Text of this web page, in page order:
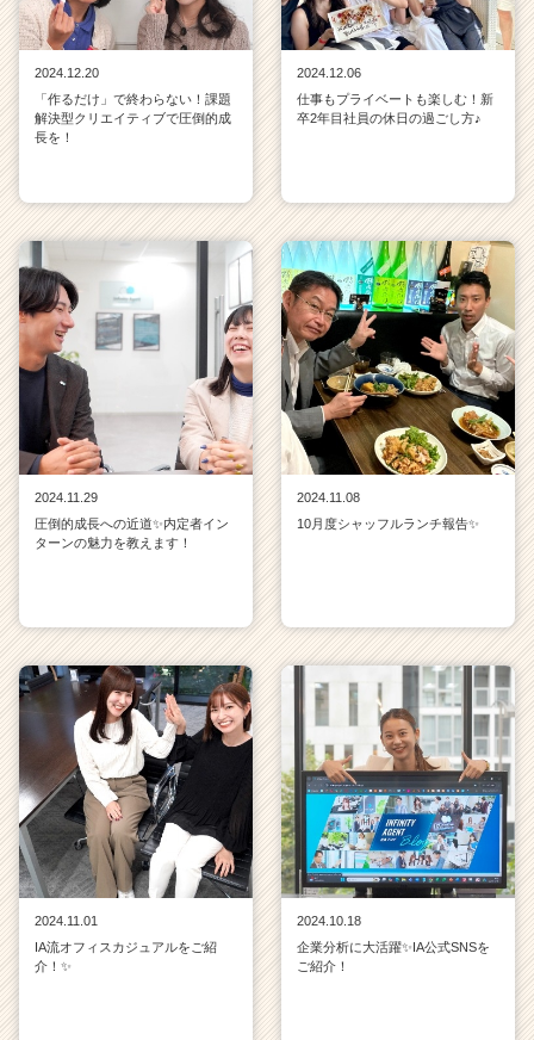
就
活
ト
ャ
リ
r
C
a
r
r）
2024.12.20
「作るだけ」で終わらない！課題
解決型クリエイティブで圧倒的成
長を！
2024.12.06
仕事もプライベートも楽しむ！新
卒2年目社員の休日の過ごし方♪
2024.11.29
圧倒的成長への近道✨内定者イン
ターンの魅力を教えます！
2024.11.08
10月度シャッフルランチ報告✨
2024.11.01
IA流オフィスカジュアルをご紹
介！✨
2024.10.18
企業分析に大活躍✨IA公式SNSを
ご紹介！